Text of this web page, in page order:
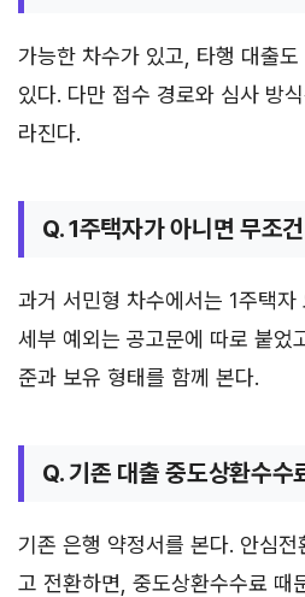
가능한 차수가 있고, 타행 대출
있다. 다만 접수 경로와 심사 방
라진다.
Q. 1주택자가 아니면 무조
과거 서민형 차수에서는 1주택
세부 예외는 공고문에 따로 붙었
준과 보유 형태를 함께 본다.
Q. 기존 대출 중도상환수수
기존 은행 약정서를 본다. 안심
고 전환하면, 중도상환수수료 때